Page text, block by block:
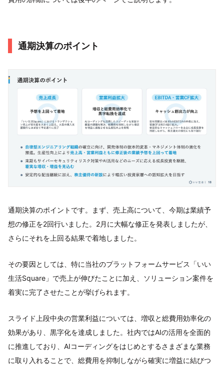
通期決算のポイント
通期決算のポイントです。まず、売上高について、今期は業績予
想の修正を2回行いました。2月に大幅な修正を発表しましたが、
さらにそれを上回る結果で着地しました。
その要因としては、特に当社のプラットフォームサービス「いい
生活Square」で売上が伸びたことに加え、ソリューション案件を
着実に完了させたことが挙げられます。
スライド上段中央の営業利益については、増収と総費用効率化の
効果があり、黒字化を達成しました。社内ではAIの活用を全面的
に推進しており、AIコーディングをはじめとするさまざまな業務
に取り入れることで、総費用を抑制しながら確実に増益に結びつ